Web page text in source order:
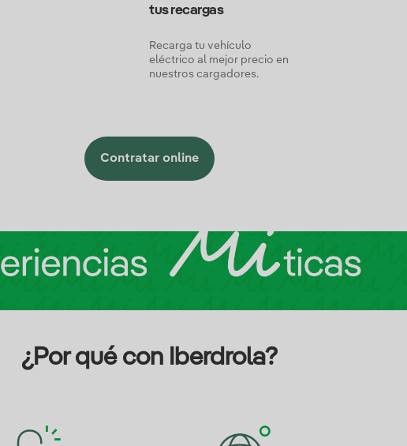
tus recargas
Recarga tu vehículo
eléctrico al mejor precio en
nuestros cargadores.
Contratar online
¿Por qué con Iberdrola?